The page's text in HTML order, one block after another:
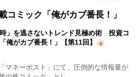
コミック「俺がカブ番長！」
時」を逃さないトレンド見極め術 投資コ
俺がカブ番長！」【第11回】
マネーポスト」にて、圧倒的な情報量が